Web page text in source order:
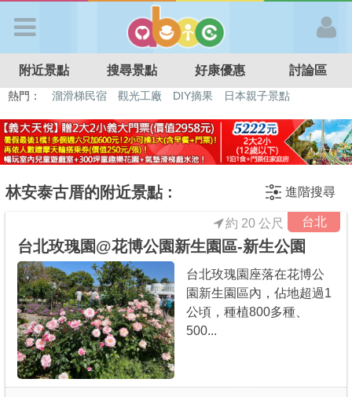
APP登入
首 頁
最新消息
最新留言
商家合作
附近景點 搜尋景點 好康優惠 討論區
熱門： 溜滑梯民宿 觀光工廠 DIY摘果
日本親子景點
林安泰古厝的附近景點 : 進階搜尋
台北
約 20 公尺
台北玫瑰園@花博公園新生園區-新生公園
台北玫瑰園座落在花博公
園新生園區內，佔地超過1
公頃，種植800多種、
500...